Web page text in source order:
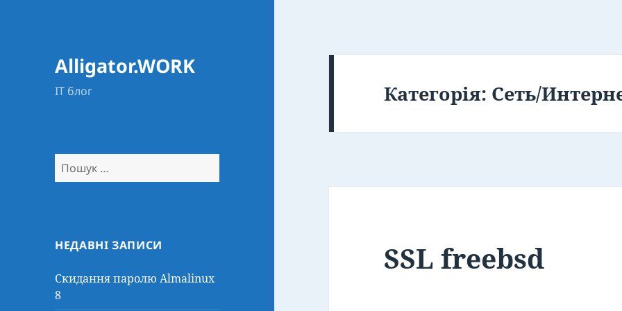
Alligator.WORK
IT блог
Пошук:
НЕДАВНІ ЗАПИСИ
Скидання паролю Almalinux
8
Категорія: Сеть/
SSL freebsd